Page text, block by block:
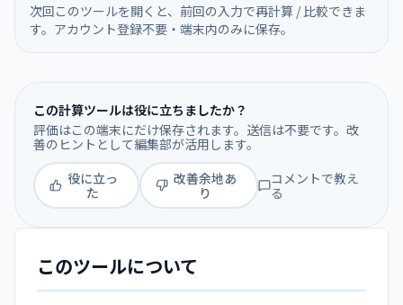
次回このツールを開くと、前回の入力で再計算 / 比較できま
す。アカウント登録不要・端末内のみに保存。
この計算ツールは役に立ちましたか？
評価はこの端末にだけ保存されます。送信は不要です。改
善のヒントとして編集部が活用します。
役に立っ
た
改善余地あ
り
コメントで教え
る
このツールについて